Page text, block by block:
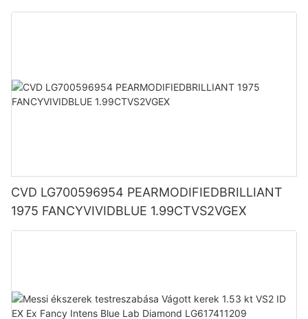
Diamond LG617411211 Karácsonyi ajándék
CVD LG700596954 PEARMODIFIEDBRILLIANT
1975 FANCYVIVIDBLUE 1.99CTVS2VGEX